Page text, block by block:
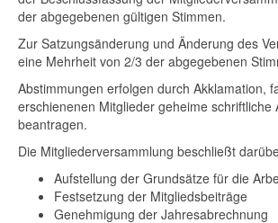
der abgegebenen gültigen Stimmen.
Zur Satzungsänderung und Änderung des
eine Mehrheit von 2/3 der abgegebenen
Abstimmungen erfolgen durch Akklamation,
erschienenen Mitglieder geheime schriftliche
beantragen.
Die Mitgliederversammlung beschließt
Aufstellung der Grundsätze für die
Festsetzung der Mitgliedsbeiträge
Genehmigung der Jahresabrechnung